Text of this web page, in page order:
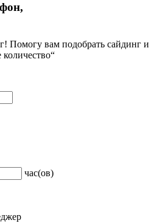
Помогу вам подобрать сайдинг и
количество“
час(ов)